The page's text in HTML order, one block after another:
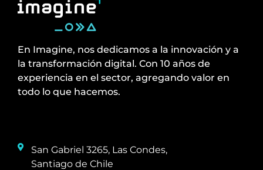
En Imagine, nos dedicamos a la innovación y a
la transformación digital. Con 10 años de
experiencia en el sector, agregando valor en
todo lo que hacemos.
San Gabriel 3265, Las Condes,
Santiago de Chile